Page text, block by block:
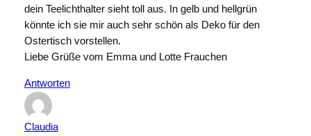
dein Teelichthalter sieht toll aus. In gelb und hellgrün
könnte ich sie mir auch sehr schön als Deko für den
Ostertisch vorstellen.
Liebe Grüße vom Emma und Lotte Frauchen
Antworten
Claudia